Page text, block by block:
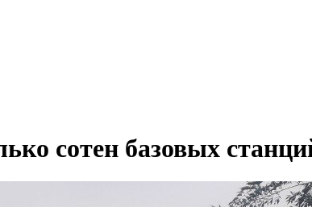
сотен базовых